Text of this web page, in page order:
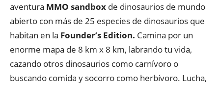
aventura MMO sandbox de dinosaurios de mundo
abierto con más de 25 especies de dinosaurios que
habitan en la Founder’s Edition. Camina por un
enorme mapa de 8 km x 8 km, labrando tu vida,
cazando otros dinosaurios como carnívoro o
buscando comida y socorro como herbívoro. Lucha,